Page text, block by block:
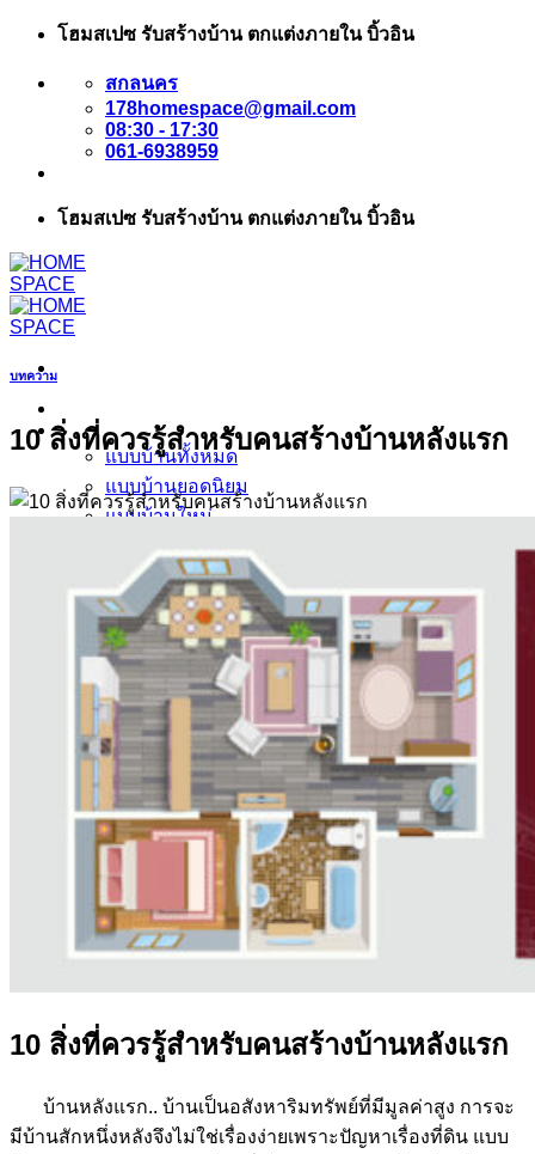
ข้าม
โฮมสเปซ รับสร้างบ้าน ตกแต่งภายใน บิ้วอิน
สกลนคร
178homespace@gmail.com
08:30 - 17:30
061-6938959
โฮมสเปซ รับสร้างบ้าน ตกแต่งภายใน บิ้วอิน
แบบบ้าน
แบบบ้านทั้งหมด
แบบบ้านยอดนิยม
แบบบ้านใหม่
ผลงานตกแต่งภายใน
ผลงานสร้างบ้าน HS
ข่าวและสาระน่ารู้
ข่าวและสาระน่ารู้
วัสดุสร้างบ้าน
รู้จัก Homespace178
ติดต่อเรา
บทความ
10 สิ่งที่ควรรู้สำหรับคนสร้างบ้านหลังแรก
10 สิ่งที่ควรรู้สำหรับคนสร้างบ้านหลังแรก
บ้านหลังแรก.. บ้านเป็นอสังหาริมทรัพย์ที่มีมูลค่าสูง การจะ
มีบ้านสักหนึ่งหลังจึงไม่ใช่เรื่องง่ายเพราะปัญหาเรื่องที่ดิน แบบ